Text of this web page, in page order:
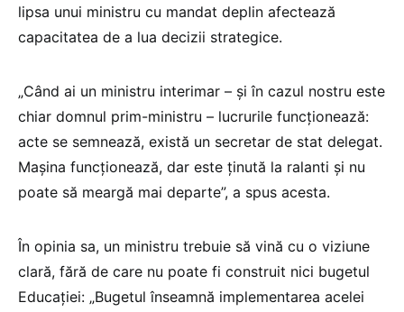
lipsa unui ministru cu mandat deplin afectează
capacitatea de a lua decizii strategice.
„Când ai un ministru interimar – și în cazul nostru este
chiar domnul prim-ministru – lucrurile funcționează:
acte se semnează, există un secretar de stat delegat.
Mașina funcționează, dar este ținută la ralanti și nu
poate să meargă mai departe”, a spus acesta.
În opinia sa, un ministru trebuie să vină cu o viziune
clară, fără de care nu poate fi construit nici bugetul
Educației: „Bugetul înseamnă implementarea acelei